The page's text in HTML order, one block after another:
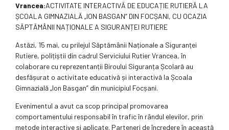
Vrancea:ACTIVITATE INTERACTIVĂ DE EDUCAȚIE RUTIERĂ LA
ȘCOALA GIMNAZIALĂ „ION BASGAN” DIN FOCȘANI, CU OCAZIA
SĂPTĂMÂNII NAȚIONALE A SIGURANȚEI RUTIERE
Astăzi, 15 mai, cu prilejul Săptămânii Naționale a Siguranței
Rutiere, polițiștii din cadrul Serviciului Rutier Vrancea, în
colaborare cu reprezentanții Biroului Siguranța Școlară au
desfășurat o activitate educativă și interactivă la Școala
Gimnazială „Ion Basgan” din municipiul Focșani.
Evenimentul a avut ca scop principal promovarea
comportamentului responsabil în trafic în rândul elevilor, prin
metode interactive și aplicate. Parteneri de încredere în această